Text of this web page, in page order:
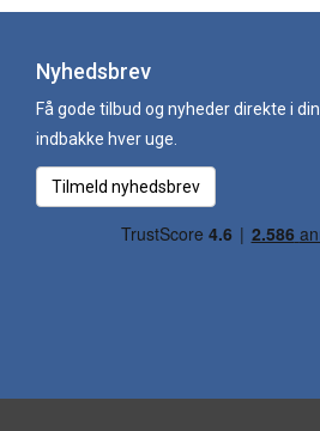
Nyhedsbrev
Få gode tilbud og nyheder direkte i din
indbakke hver uge.
Tilmeld nyhedsbrev